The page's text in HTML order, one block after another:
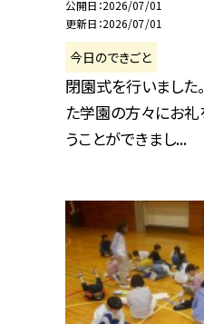
公開日 2026/07/01
更新日 2026/07/01
今日のできごと
閉園式を行いました
た学園の方々にお礼
うことができまし...